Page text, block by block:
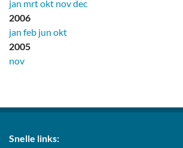
jan mrtokt novdec
2006
jan feb jun okt
2005
nov
Snelle links: